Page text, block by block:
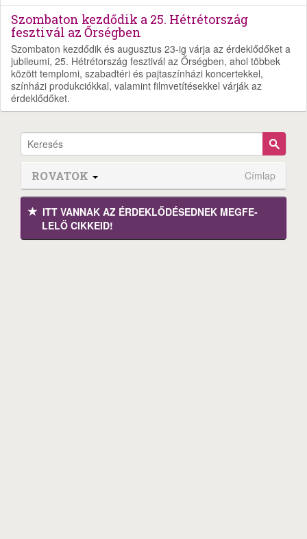
Szombaton kezdődik a 25. Hétrétország
fesztivál az Őrségben
Szombaton kezdődik és augusztus 23-ig várja az érdeklődőket a
jubileumi, 25. Hétrétország fesztivál az Őrségben, ahol többek
között templomi, szabadtéri és pajtaszínházi koncertekkel,
színházi produkciókkal, valamint filmvetítésekkel várják az
érdeklődőket.
ROVATOK Címlap
ITT VANNAK AZ ÉRDEK­LŐDÉ­SEDNEK MEGFE­
LELŐ CIKKEID!